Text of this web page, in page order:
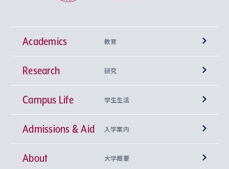
Academics 教育
学部
神学部
文学部
総合人間科学部
興味から学科を探す
上智大学の全学共通教育
基盤教育センター
上智大学の語学教育
Research 研究
研究所 等
キリスト教文化研究所
中世思想研究所
Sophia Open Research Weeks (SORW)
産官学連携
Campus Life 学生生活
学期区分と授業時間割
課外活動
Admissions & Aid 入学案内
上智大学で取得できる学位
About 大学概要